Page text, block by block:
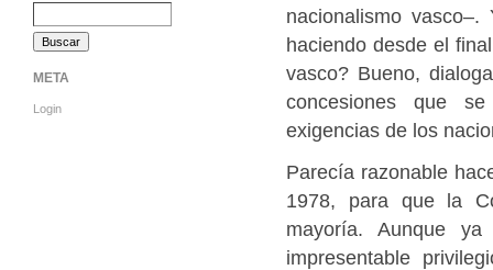
nacionalismo
haciendo desde el
vasco? Bueno,
concesiones que
exigencias de los
Parecía razonable
1978, para que la
mayoría. Aunque
impresentable
META
Login